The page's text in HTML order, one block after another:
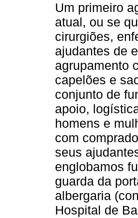
Um primeiro
atual, ou se
cirurgiões,
ajudantes de
agrupamento
capelões e
conjunto de
apoio,
homens e
com
seus
englobamos
guarda da
albergaria
Hospital de